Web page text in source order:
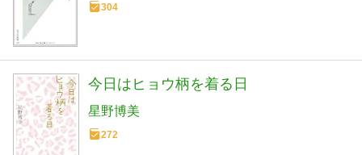
304
今日はヒョウ柄を着る日
星野博美
272